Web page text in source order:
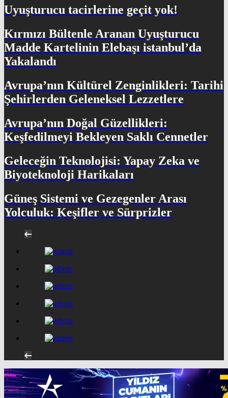
Uyuşturucu tacirlerine geçit yok!
Kırmızı Bültenle Aranan Uyuşturucu
Madde Kartelinin Elebaşı istanbul’da
Yakalandı
Avrupa’nın Kültürel Zenginlikleri: Tarihi
Şehirlerden Geleneksel Lezzetlere
Avrupa’nın Doğal Güzellikleri:
Keşfedilmeyi Bekleyen Saklı Cennetler
Geleceğin Teknolojisi: Yapay Zeka ve
Biyoteknoloji Harikaları
Güneş Sistemi ve Gezegenler Arası
Yolculuk: Keşifler ve Sürprizler